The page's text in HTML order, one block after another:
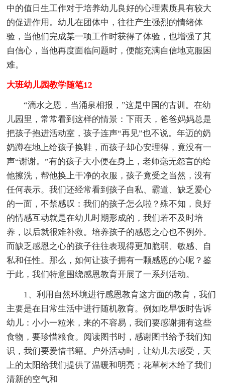
中的值日生工作对于培养幼儿良好的心理素质具有较大
的促进作用。幼儿在团体中，往往产生强烈的情绪体
验，当他们完成某一项工作时获得了体验，也增强了其
自信心，当他再度面临问题时，便能充满自信地克服困
难。
大班幼儿园教学随笔12
“滴水之恩，当涌泉相报，”这是中国的古训。在幼
儿园里，常常看到这样的情景：下雨天，爸爸妈妈总是
把孩子抱进活动室，孩子连声“再见”也不说。年迈的奶
奶蹲在地上给孩子换鞋，而孩子却心安理得，竟没有一
声“谢谢。”有的孩子大小便在身上，老师毫无怨言的给
他擦洗，帮他换上干净的衣服，孩子竟受之当然，没有
任何表示。我们还经常看到孩子自私、霸道、缺乏爱心
的一面，不禁感叹：我们的孩子怎么啦？殊不知，良好
的情感互动就是在幼儿时期形成的，我们若不及时培
养，以后就很难补救。培养孩子的感恩之心也不例外。
而缺乏感恩之心的孩子往往表现得更加脆弱、敏感、自
私和任性。那么，如何让孩子拥有一颗感恩的心呢？鉴
于此，我们特意围绕感恩教育开展了一系列活动。
1、利用自然环境进行感恩教育这方面的教育，我们
主要是在日常生活中进行随机教育。例如吃早饭时告诉
幼儿：小小一粒米，来的不容易，我们要感谢拥有这些
食物，要珍惜粮食。阅读图书时，感谢图书给予我们知
识，我们要爱惜书籍。户外活动时，让幼儿去感受，天
上的太阳给我们提供了温暖和明亮；花草树木给了我们
清新的空气和